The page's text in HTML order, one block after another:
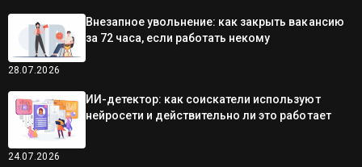
28.07.2026
Внезапное увольнение: как закрыть вакансию
за 72 часа, если работать некому
24.07.2026
ИИ-детектор: как соискатели используют
нейросети и действительно ли это работает